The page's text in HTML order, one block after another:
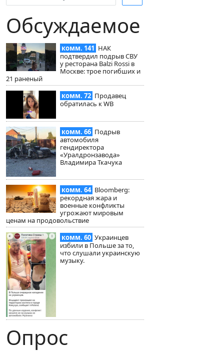
Обсуждаемое
комм. 141 НАК
подтвердил подрыв СВУ
у ресторана Balzi Rossi в
Москве: трое погибших и
21 раненый
комм. 72 Продавец
обратилась к WB
комм. 66 Подрыв
автомобиля
гендиректора
«Уралдронзавода»
Владимира Ткачука
комм. 64 Bloomberg:
рекордная жара и
военные конфликты
угрожают мировым
ценам на продовольствие
комм. 60 Украинцев
избили в Польше за то,
что слушали украинскую
музыку.
Опрос